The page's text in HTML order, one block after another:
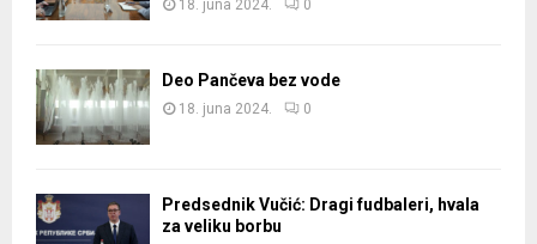
18. juna 2024. 0
Deo Pančeva bez vode
18. juna 2024. 0
Predsednik Vučić: Dragi fudbaleri, hvala
za veliku borbu